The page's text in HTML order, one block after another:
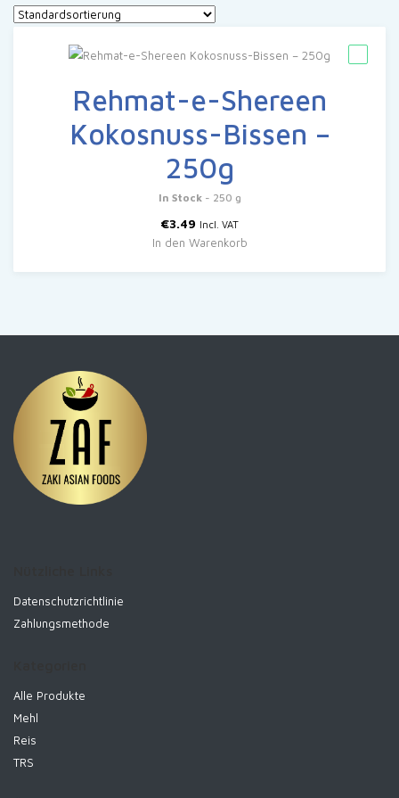
Rehmat-e-Shereen
Kokosnuss-Bissen –
250g
In Stock- 250 g
€3.49 Incl. VAT
In den Warenkorb
Datenschutzrichtlinie
Zahlungsmethode
Alle Produkte
Mehl
Reis
TRS